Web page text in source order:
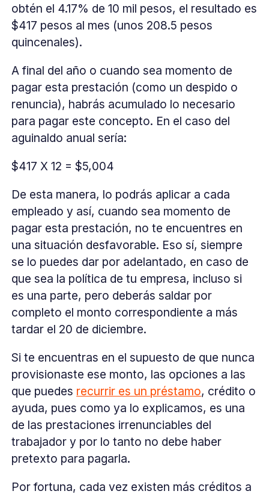
obtén el 4.17% de 10 mil pesos, el resultado es
$417 pesos al mes (unos 208.5 pesos
quincenales).
A final del año o cuando sea momento de
pagar esta prestación (como un despido o
renuncia), habrás acumulado lo necesario
para pagar este concepto. En el caso del
aguinaldo anual sería:
$417 X 12 = $5,004
De esta manera, lo podrás aplicar a cada
empleado y así, cuando sea momento de
pagar esta prestación, no te encuentres en
una situación desfavorable. Eso sí, siempre
se lo puedes dar por adelantado, en caso de
que sea la política de tu empresa, incluso si
es una parte, pero deberás saldar por
completo el monto correspondiente a más
tardar el 20 de diciembre.
Si te encuentras en el supuesto de que nunca
provisionaste ese monto, las opciones a las
que puedes recurrir es un préstamo, crédito o
ayuda, pues como ya lo explicamos, es una
de las prestaciones irrenunciables del
trabajador y por lo tanto no debe haber
pretexto para pagarla.
Por fortuna, cada vez existen más créditos a